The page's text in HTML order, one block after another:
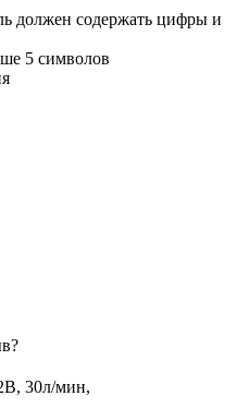
должен содержать цифры и
5 символов
30л/мин,